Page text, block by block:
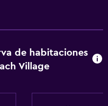
de habitaciones
Village